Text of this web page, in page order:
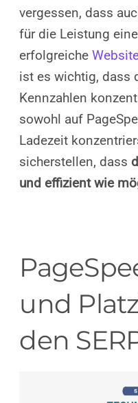
vergessen, dass
für die Leistung
erfolgreiche
ist es wichtig, dass
Kennzahlen
sowohl auf
Ladezeit
sicherstellen, dass
und effizient wie
und
den